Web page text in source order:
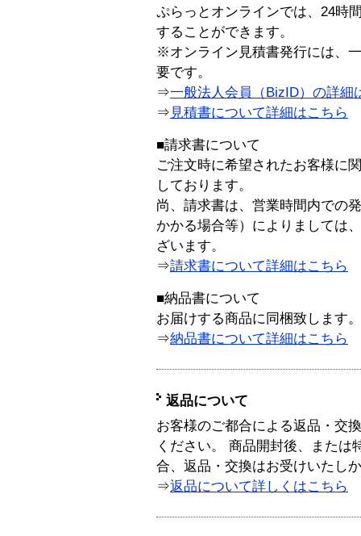
ぷらっとオンラインでは、24時
することができます。
※オンライン見積書発行には、
要です。
⇒一般法人会員（BizID）の詳細
⇒ 見積書について詳細はこちら
■請求書について
ご注文時に希望されたお客様に
しております。
尚、請求書は、営業時間内での
かかる場合等）によりましては
ざいます。
⇒請求書について詳細はこちら
■納品書について
お届けする商品に同梱致します。
⇒納品書について詳細はこちら
返品について
お客様のご都合による返品・交
ください。 商品開封後、または
合、返品・交換はお受けいたし
⇒返品について詳しくはこちら